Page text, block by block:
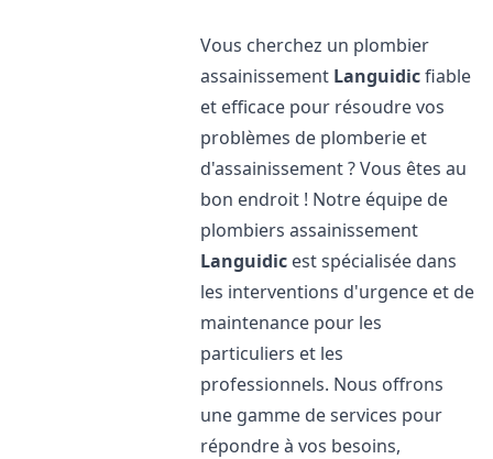
Vous cherchez un plombier
assainissement Languidicfiable
et efficace pour résoudre vos
problèmes de plomberie et
d'assainissement ? Vous êtes au
bon endroit ! Notre équipe de
plombiers assainissement
Languidic est spécialisée dans
les interventions d'urgence et de
maintenance pour les
particuliers et les
professionnels. Nous offrons
une gamme de services pour
répondre à vos besoins,